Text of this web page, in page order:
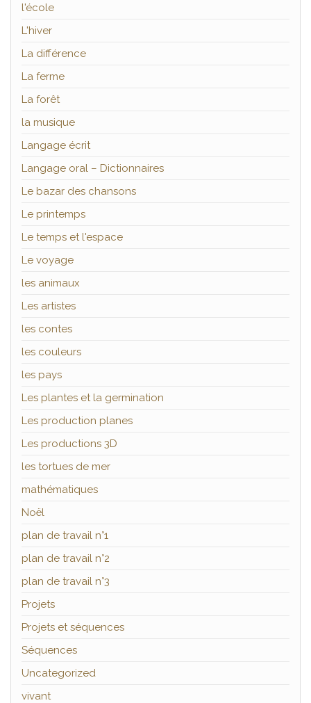
l'école
L'hiver
La différence
La ferme
La forêt
la musique
Langage écrit
Langage oral – Dictionnaires
Le bazar des chansons
Le printemps
Le temps et l'espace
Le voyage
les animaux
Les artistes
les contes
les couleurs
les pays
Les plantes et la germination
Les production planes
Les productions 3D
les tortues de mer
mathématiques
Noël
plan de travail n°1
plan de travail n°2
plan de travail n°3
Projets
Projets et séquences
Séquences
Uncategorized
vivant